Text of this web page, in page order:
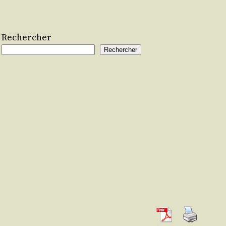
Rechercher
Rechercher